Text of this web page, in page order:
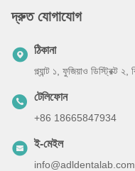
দ্রুত যোগাযোগ
ঠিকানা
প্ল্যান্ট ১, ফুজিয়াও ডিস্ট্রিক্ট
টেলিফোন
+86 18665847934
ই-মেইল
info@adldentalab.com